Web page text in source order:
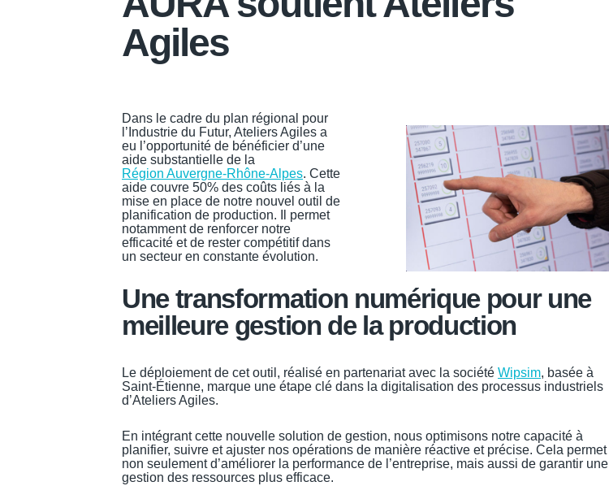
Agiles
Dans le cadre du plan régional pour
l’Industrie du Futur, Ateliers Agiles a
eu l’opportunité de bénéficier d’une
aide substantielle de la
Région Auvergne-Rhône-Alpes. Cette
aide couvre 50% des coûts liés à la
mise en place de notre nouvel outil de
planification de production. Il permet
notamment de renforcer notre
efficacité et de rester compétitif dans
un secteur en constante évolution.
Une transformation numérique pour une
meilleure gestion de la production
Le déploiement de cet outil, réalisé en partenariat avec la société Wipsim, basée à
Saint-Étienne, marque une étape clé dans la digitalisation des processus industriels
d’Ateliers Agiles.
En intégrant cette nouvelle solution de gestion, nous optimisons notre capacité à
planifier, suivre et ajuster nos opérations de manière réactive et précise. Cela permet
non seulement d’améliorer la performance de l’entreprise, mais aussi de garantir une
gestion des ressources plus efficace.